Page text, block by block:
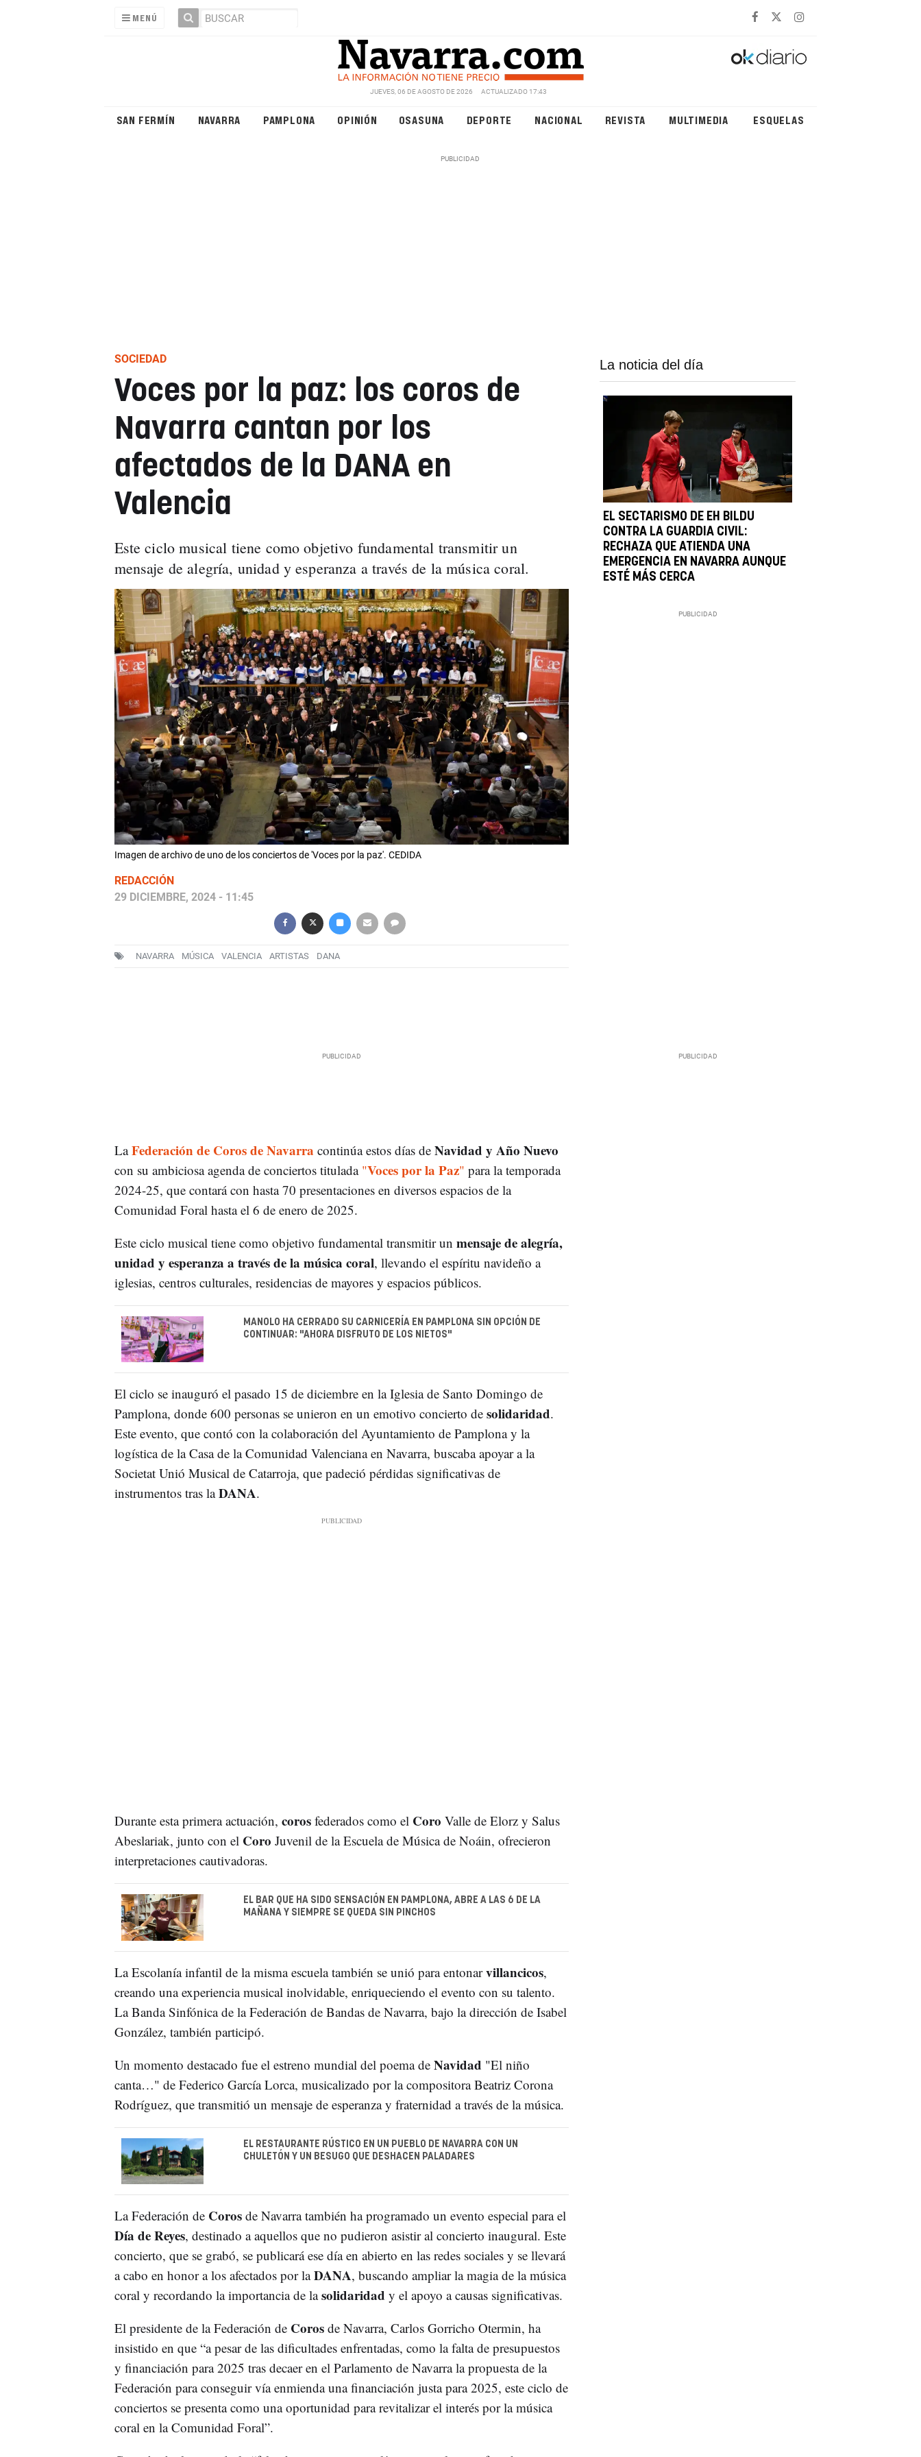
MENÚ
JUEVES, 06 DE AGOSTO DE 2026 ACTUALIZADO 17:43
SAN FERMÍN NAVARRA PAMPLONA OPINIÓN OSASUNA DEPORTE NACIONAL REVISTA MULTIMEDIA ESQUELAS
SOCIEDAD
Voces por la paz: los coros de
Navarra cantan por los
afectados de la DANA en
Valencia
Este ciclo musical tiene como objetivo fundamental transmitir un
mensaje de alegría, unidad y esperanza a través de la música coral.
Imagen de archivo de uno de los conciertos de 'Voces por la paz'. CEDIDA
REDACCIÓN
29 DICIEMBRE, 2024 - 11:45
NAVARRA MÚSICA VALENCIA ARTISTAS DANA
La noticia del día
EL SECTARISMO DE EH BILDU
CONTRA LA GUARDIA CIVIL:
RECHAZA QUE ATIENDA UNA
EMERGENCIA EN NAVARRA AUNQUE
ESTÉ MÁS CERCA
LaFederación de Coros de Navarra continúa estos días de Navidad y Año Nuevo
con su ambiciosa agenda de conciertos titulada"Voces por la Paz" para la temporada
2024-25, que contará con hasta 70 presentaciones en diversos espacios de la
Comunidad Foral hasta el 6 de enero de 2025.
Este ciclo musical tiene como objetivo fundamental transmitir un mensaje de alegría,
unidad y esperanza a través de la música coral, llevando el espíritu navideño a
iglesias, centros culturales, residencias de mayores y espacios públicos.
MANOLO HA CERRADO SU CARNICERÍA EN PAMPLONA SIN OPCIÓN DE
CONTINUAR: "AHORA DISFRUTO DE LOS NIETOS"
El ciclo se inauguró el pasado 15 de diciembre en la Iglesia de Santo Domingo de
Pamplona, donde 600 personas se unieron en un emotivo concierto de solidaridad.
Este evento, que contó con la colaboración del Ayuntamiento de Pamplona y la
logística de la Casa de la Comunidad Valenciana en Navarra, buscaba apoyar a la
Societat Unió Musical de Catarroja, que padeció pérdidas significativas de
instrumentos tras laDANA.
Durante esta primera actuación, corosfederados como el Coro Valle de Elorz y Salus
Abeslariak, junto con el Coro Juvenil de la Escuela de Música de Noáin, ofrecieron
interpretaciones cautivadoras.
EL BAR QUE HA SIDO SENSACIÓN EN PAMPLONA, ABRE A LAS 6 DE LA
MAÑANA Y SIEMPRE SE QUEDA SIN PINCHOS
La Escolanía infantil de la misma escuela también se unió para entonarvillancicos,
creando una experiencia musical inolvidable, enriqueciendo el evento con su talento.
La Banda Sinfónica de la Federación de Bandas de Navarra, bajo la dirección de Isabel
González, también participó.
Un momento destacado fue el estreno mundial del poema de Navidad "El niño
canta…" de Federico García Lorca, musicalizado por la compositora Beatriz Corona
Rodríguez, que transmitió un mensaje de esperanza y fraternidad a través de la música.
EL RESTAURANTE RÚSTICO EN UN PUEBLO DE NAVARRA CON UN
CHULETÓN Y UN BESUGO QUE DESHACEN PALADARES
La Federación de Corosde Navarra también ha programado un evento especial para el
Día de Reyes, destinado a aquellos que no pudieron asistir al concierto inaugural. Este
concierto, que se grabó, se publicará ese día en abierto en las redes sociales y se llevará
a cabo en honor a los afectados por laDANA, buscando ampliar la magia de la música
coral y recordando la importancia de lasolidaridad y el apoyo a causas significativas.
El presidente de la Federación de Corosde Navarra, Carlos Gorricho Otermin, ha
insistido en que “a pesar de las dificultades enfrentadas, como la falta de presupuestos
y financiación para 2025 tras decaer en el Parlamento de Navarra la propuesta de la
Federación para conseguir vía enmienda una financiación justa para 2025, este ciclo de
conciertos se presenta como una oportunidad para revitalizar el interés por la música
coral en la Comunidad Foral”.